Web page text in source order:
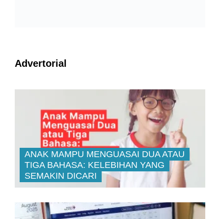
Advertorial
ANAK MAMPU MENGUASAI DUA ATAU
TIGA BAHASA: KELEBIHAN YANG
SEMAKIN DICARI